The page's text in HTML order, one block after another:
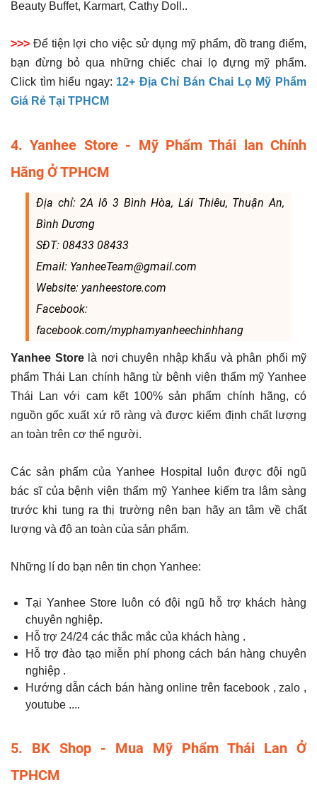
Beauty Buffet, Karmart, Cathy Doll..
>>> Để tiện lợi cho việc sử dụng mỹ phẩm, đồ trang điểm,
bạn đừng bỏ qua những chiếc chai lọ đựng mỹ phẩm.
Click tìm hiểu ngay: 12+ Địa Chỉ Bán Chai Lọ Mỹ Phẩm
Giá Rẻ Tại TPHCM
4. Yanhee Store - Mỹ Phẩm Thái lan Chính
Hãng Ở TPHCM
Địa chỉ: 2A lô 3 Bình Hòa, Lái Thiêu, Thuận An,
Bình Dương
SĐT: 08433 08433
Email: YanheeTeam@gmail.com
Website: yanheestore.com
Facebook:
facebook.com/myphamyanheechinhhang
Yanhee Storelà nơi chuyên nhập khẩu và phân phối mỹ
phẩm Thái Lan chính hãng từ bệnh viện thẩm mỹ Yanhee
Thái Lan với cam kết 100% sản phẩm chính hãng, có
nguồn gốc xuất xứ rõ ràng và được kiểm định chất lượng
an toàn trên cơ thể người.
Các sản phẩm của Yanhee Hospital luôn được đội ngũ
bác sĩ của bệnh viện thẩm mỹ Yanhee kiểm tra lâm sàng
trước khi tung ra thị trường nên bạn hãy an tâm về chất
lượng và độ an toàn của sản phẩm.
Những lí do bạn nên tin chọn Yanhee:
Tại Yanhee Store luôn có đội ngũ hỗ trợ khách hàng
chuyên nghiệp.
Hỗ trợ 24/24 các thắc mắc của khách hàng .
Hỗ trợ đào tạo miễn phí phong cách bán hàng chuyên
nghiệp .
Hướng dẫn cách bán hàng online trên facebook , zalo ,
youtube ....
5. BK Shop - Mua Mỹ Phẩm Thái Lan Ở
TPHCM